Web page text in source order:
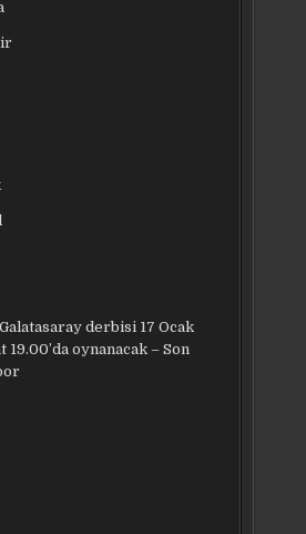
derbisi 17 Ocak
19.00’da oynanacak – Son